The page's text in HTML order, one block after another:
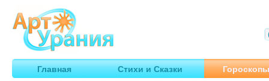
АртУрания
Умные гороскопы, творчество, путешествия
Главная Стихи и Сказки Гороскопы